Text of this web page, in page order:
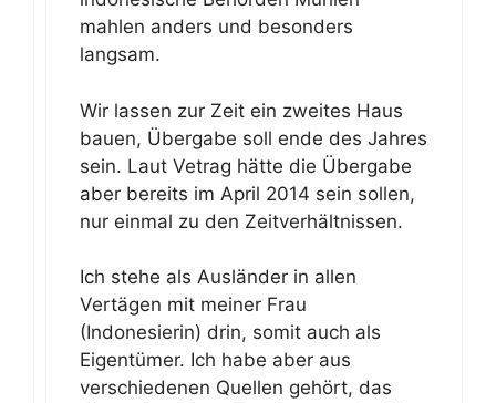
mahlen anders und besonders
langsam.
Wir lassen zur Zeit ein zweites Haus
bauen, Übergabe soll ende des Jahres
sein. Laut Vetrag hätte die Übergabe
aber bereits im April 2014 sein sollen,
nur einmal zu den Zeitverhältnissen.
Ich stehe als Ausländer in allen
Vertägen mit meiner Frau
(Indonesierin) drin, somit auch als
Eigentümer. Ich habe aber aus
verschiedenen Quellen gehört, das